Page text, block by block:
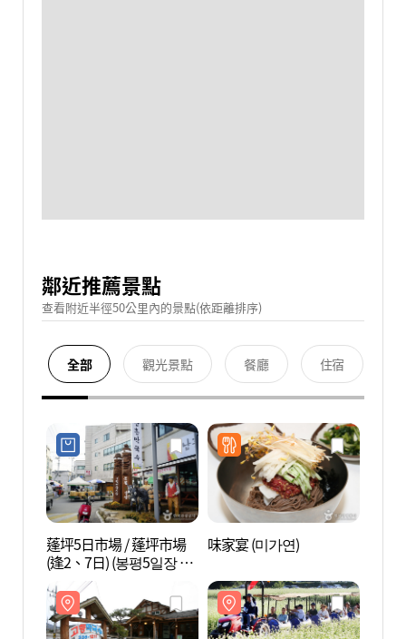
鄰近推薦景點
查看附近半徑50公里內的景點(依距離排序)
全部 觀光景點 餐廳 住宿
蓬坪5日市場 / 蓬坪市場
(逢2、7日) (봉평5일장 /
봉평시장 (2, 7 일))
味家宴 (미가연)